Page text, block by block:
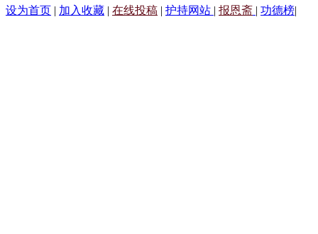
设为首页 | 加入收藏 | 在线投稿 | 护持网站 | 报恩斋 | 功德榜|